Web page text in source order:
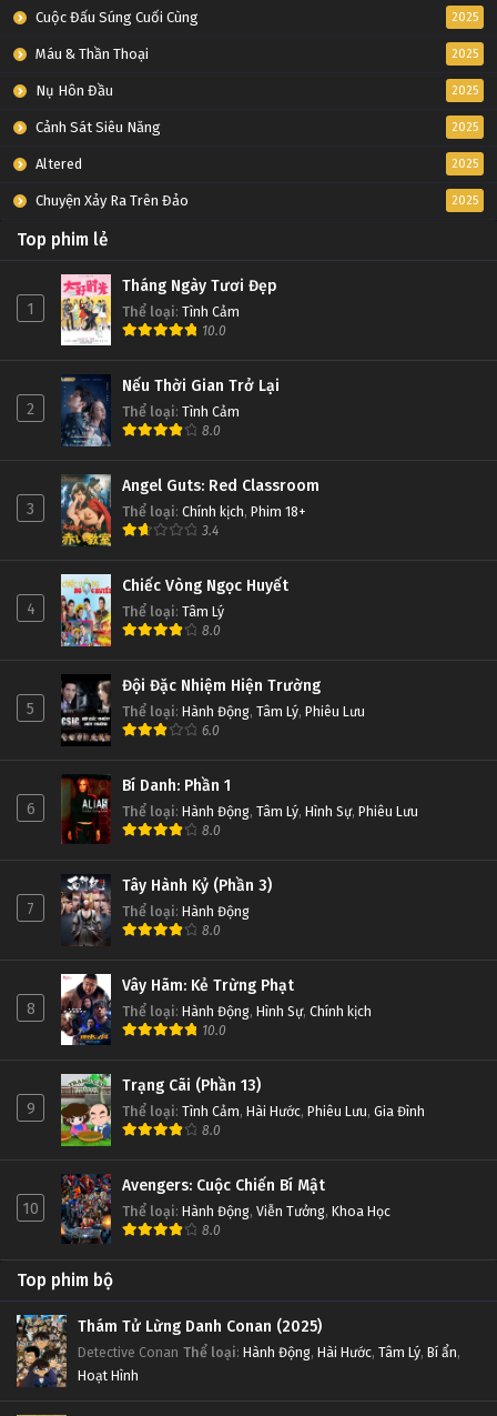
Đấu Phá Thương Khung Ngoại Truyện Tập 89
Đấu Phá Thương Khung Ngoại Truyện Tập 88
Tập 87
Đấu Phá Thương Khung Ngoại Truyện Tập 86
Đấu Phá Thương Khung Ngoại Truyện Tập 85
Tập 85
Đấu Phá Thương Khung Ngoại Truyện Tập 84
Tập 84
Đấu Phá Thương Khung Ngoại Truyện Tập 83
Tập 83
Tập 82
Tập 81
Tập 80
Đấu Phá Thương Khung Ngoại Truyện Tập 79
Đấu Phá Thương Khung Ngoại Truyện Tập 78
Đấu Phá Thương Khung Ngoại Truyện Tập 77
Đấu Phá Thương Khung Ngoại Truyện Tập 76
Tập 76
Tập 75
Đấu Phá Thương Khung Ngoại Truyện Tập 74
Cuộc Đấu Súng Cuối Cùng 2025
Máu & Thần Thoại 2025
Nụ Hôn Đầu 2025
Cảnh Sát Siêu Năng 2025
Altered 2025
Chuyện Xảy Ra Trên Đảo 2025
Top phim lẻ
1
Tháng Ngày Tươi Đẹp
Thể loại: Tình Cảm
10.0
2
Nếu Thời Gian Trở Lại
Thể loại: Tình Cảm
8.0
3
Angel Guts: Red Classroom
Thể loại: Chính kịch, Phim 18+
3.4
4
Chiếc Vòng Ngọc Huyết
Thể loại: Tâm Lý
8.0
5
Đội Đặc Nhiệm Hiện Trường
Thể loại: Hành Động, Tâm Lý, Phiêu Lưu
6.0
6
Bí Danh: Phần 1
Thể loại: Hành Động, Tâm Lý, Hình Sự, Phiêu Lưu
8.0
7
Tây Hành Kỷ (Phần 3)
Thể loại: Hành Động
8.0
8
Vây Hãm: Kẻ Trừng Phạt
Thể loại: Hành Động, Hình Sự, Chính kịch
10.0
9
Trạng Cãi (Phần 13)
Thể loại: Tình Cảm, Hài Hước, Phiêu Lưu, Gia Đình
8.0
10
Avengers: Cuộc Chiến Bí Mật
Thể loại: Hành Động, Viễn Tưởng, Khoa Học
8.0
Top phim bộ
Thám Tử Lừng Danh Conan (2025)
Detective Conan Thể loại: Hành Động, Hài Hước, Tâm Lý, Bí ẩn,
Hoạt Hình